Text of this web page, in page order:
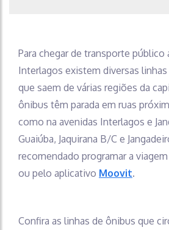
Para chegar de transporte
Interlagos existem diversas
que saem de várias regiões da
ônibus têm parada em ruas
como na avenidas Interlagos e
Guaiúba, Jaquirana B/C e
recomendado programar a
ou pelo aplicativo Moovit.
Confira as linhas de ônibus que